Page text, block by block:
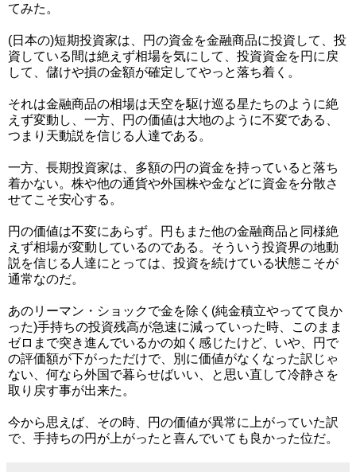
てみた。
(日本の)短期投資家は、円の資金を金融商品に投資して、投
資している間は絶えず相場を気にして、投資資金を円に戻
して、儲けや損の金額が確定してやっと落ち着く。
それは金融商品の相場は天空を駆け巡る星たちのように絶
えず変動し、一方、円の価値は大地のように不変である、
つまり天動説を信じる人達である。
一方、長期投資家は、多額の円の資金を持っていると落ち
着かない。株や他の通貨や外国株や金などに資金を分散さ
せてこそ安心する。
円の価値は不変にあらず。円もまた他の金融商品と同様絶
えず相場が変動しているのである。そういう投資界の地動
説を信じる人達にとっては、投資を続けている状態こそが
通常なのだ。
あのリーマン・ショックで金を除く(純金積立やってて良か
った)手持ちの投資残高が急速に減っていった時、このまま
ゼロまで突き進んでいるかの如く感じたけど、いや、円で
の評価額が下がっただけで、別に価値がなくなった訳じゃ
ない、何なら外国で暮らせばいい、と思い直して冷静さを
取り戻す事が出来た。
今から思えば、その時、円の価値が異常に上がっていた訳
で、手持ちの円が上がったと喜んでいても良かった位だ。